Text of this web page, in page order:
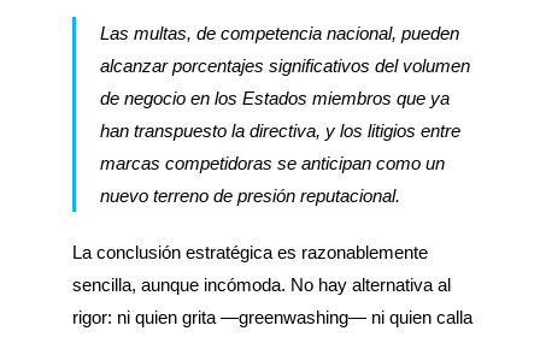
Las multas, de competencia nacional, pueden
alcanzar porcentajes significativos del volumen
de negocio en los Estados miembros que ya
han transpuesto la directiva, y los litigios entre
marcas competidoras se anticipan como un
nuevo terreno de presión reputacional.
La conclusión estratégica es razonablemente
sencilla, aunque incómoda. No hay alternativa al
rigor: ni quien grita —greenwashing— ni quien calla